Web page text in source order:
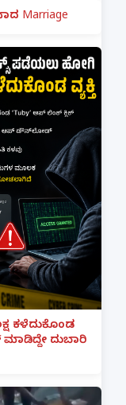
Marriage
ಕಳೆದುಕೊಂಡ
ಮಾಡಿದ್ದೇ ದುಬಾರಿ